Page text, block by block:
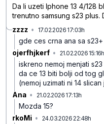
Da li uzeti Iphone 13 4/128
trenutno samsung s23 plus.
zzzz • 17.02.2026 17:03h
gde ces crna ana sa
ojerfhjkerf • 21.02.2026 15:16h
iskreno nemoj menjati
da ce 13 biti bolji od tog
(nemoj uzimati ni 14 slican
Ana • 21.02.2026 17:13h
Mozda 15?
rkoMi • 24.03.2026 22:48h